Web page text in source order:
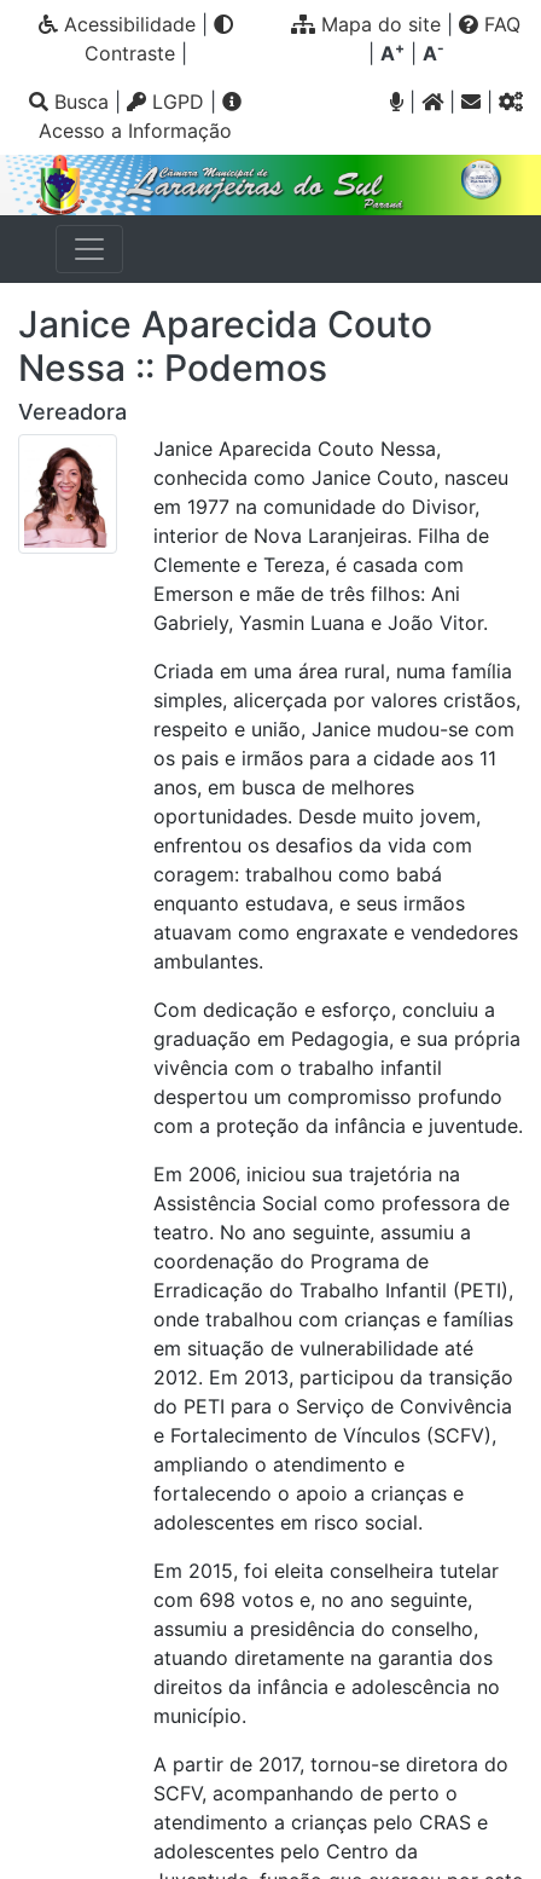
Acessibilidade|
Contraste|
Mapa do site
FAQ
A+ A-
Busca LGPD
Acesso a Informação
|
Janice Aparecida Couto
Nessa :: Podemos
Vereadora
Janice Aparecida Couto Nessa,
conhecida como Janice Couto, nasceu
em 1977 na comunidade do Divisor,
interior de Nova Laranjeiras. Filha de
Clemente e Tereza, é casada com
Emerson e mãe de três filhos: Ani
Gabriely, Yasmin Luana e João Vitor.
Criada em uma área rural, numa família
simples, alicerçada por valores cristãos,
respeito e união, Janice mudou-se com
os pais e irmãos para a cidade aos 11
anos, em busca de melhores
oportunidades. Desde muito jovem,
enfrentou os desafios da vida com
coragem: trabalhou como babá
enquanto estudava, e seus irmãos
atuavam como engraxate e vendedores
ambulantes.
Com dedicação e esforço, concluiu a
graduação em Pedagogia, e sua própria
vivência com o trabalho infantil
despertou um compromisso profundo
com a proteção da infância e juventude.
Em 2006, iniciou sua trajetória na
Assistência Social como professora de
teatro. No ano seguinte, assumiu a
coordenação do Programa de
Erradicação do Trabalho Infantil (PETI),
onde trabalhou com crianças e famílias
em situação de vulnerabilidade até
2012. Em 2013, participou da transição
do PETI para o Serviço de Convivência
e Fortalecimento de Vínculos (SCFV),
ampliando o atendimento e
fortalecendo o apoio a crianças e
adolescentes em risco social.
Em 2015, foi eleita conselheira tutelar
com 698 votos e, no ano seguinte,
assumiu a presidência do conselho,
atuando diretamente na garantia dos
direitos da infância e adolescência no
município.
A partir de 2017, tornou-se diretora do
SCFV, acompanhando de perto o
atendimento a crianças pelo CRAS e
adolescentes pelo Centro da